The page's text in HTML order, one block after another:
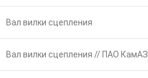
Вал вилки сцепления
Вал вилки сцепления // ПАО КамАЗ